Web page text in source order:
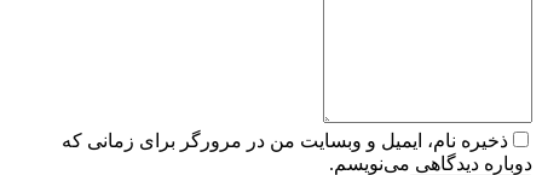
ذخیره نام، ایمیل و وبسایت من در مرورگر برای زمانی که
دوباره دیدگاهی می‌نویسم.